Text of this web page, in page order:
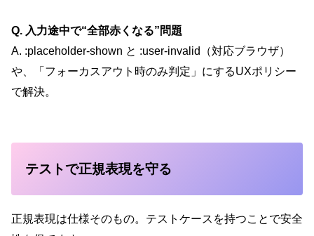
Q. 入力途中で“全部赤くなる”問題
A. :placeholder-shown と :user-invalid（対応ブラウザ）
や、「フォーカスアウト時のみ判定」にするUXポリシー
で解決。
テストで正規表現を守る
正規表現は仕様そのもの。テストケースを持つことで安全